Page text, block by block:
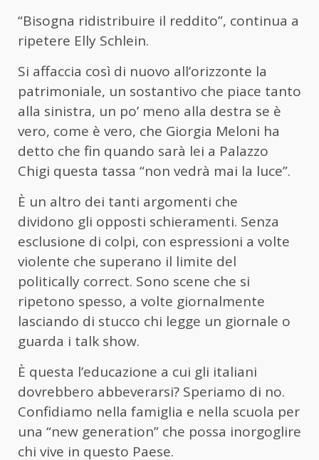
“Bisogna ridistribuire il reddito”, continua a
ripetere Elly Schlein.
Si affaccia così di nuovo all’orizzonte la
patrimoniale, un sostantivo che piace tanto
alla sinistra, un po’ meno alla destra se è
vero, come è vero, che Giorgia Meloni ha
detto che fin quando sarà lei a Palazzo
Chigi questa tassa “non vedrà mai la luce”.
È un altro dei tanti argomenti che
dividono gli opposti schieramenti. Senza
esclusione di colpi, con espressioni a volte
violente che superano il limite del
politically correct. Sono scene che si
ripetono spesso, a volte giornalmente
lasciando di stucco chi legge un giornale o
guarda i talk show.
È questa l’educazione a cui gli italiani
dovrebbero abbeverarsi? Speriamo di no.
Confidiamo nella famiglia e nella scuola per
una “new generation” che possa inorgoglire
chi vive in questo Paese.